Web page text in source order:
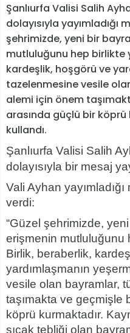
Şanlıurfa Valisi Salih
dolayısıyla yayımladığı
şehrimizde, yeni bir
mutluluğunu hep birlikte
kardeşlik, hoşgörü ve
tazelenmesine vesile
alemi için önem
arasında güçlü bir
kullandı.
Şanlıurfa Valisi Salih
dolayısıyla bir mesaj
Vali Ayhan
verdi:
“Güzel şehrimizde,
erişmenin mutluluğunu
Birlik, beraberlik,
yardımlaşmanın
vesile olan bayramlar,
taşımakta ve geçmişle
köprü kurmaktadır.
sıcak tebliği olan